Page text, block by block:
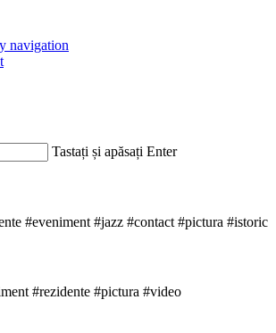
navigation
Tastați și apăsați Enter
#eveniment #jazz #contact #pictura #istoric
#rezidente #pictura #video